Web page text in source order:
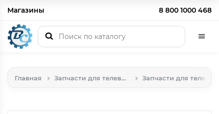
Магазины 8 800 1000 468
Главная Запчасти для телевидео аппаратуры